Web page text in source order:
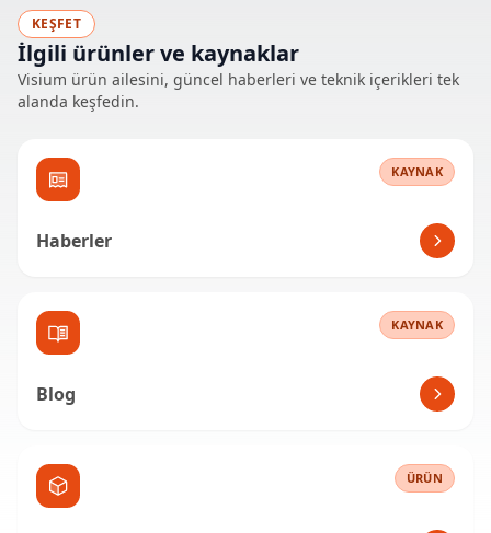
KEŞFET
İlgili ürünler ve kaynaklar
Visium ürün ailesini, güncel haberleri ve teknik içerikleri tek
alanda keşfedin.
KAYNAK
Haberler
KAYNAK
Blog
ÜRÜN